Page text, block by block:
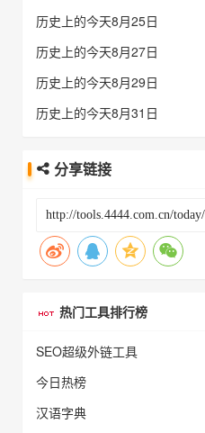
历史上的今天8月25日
历史上的今天8月27日
历史上的今天8月29日
历史上的今天8月31日
分享链接
热门工具排行榜
SEO超级外链工具
今日热榜
汉语字典